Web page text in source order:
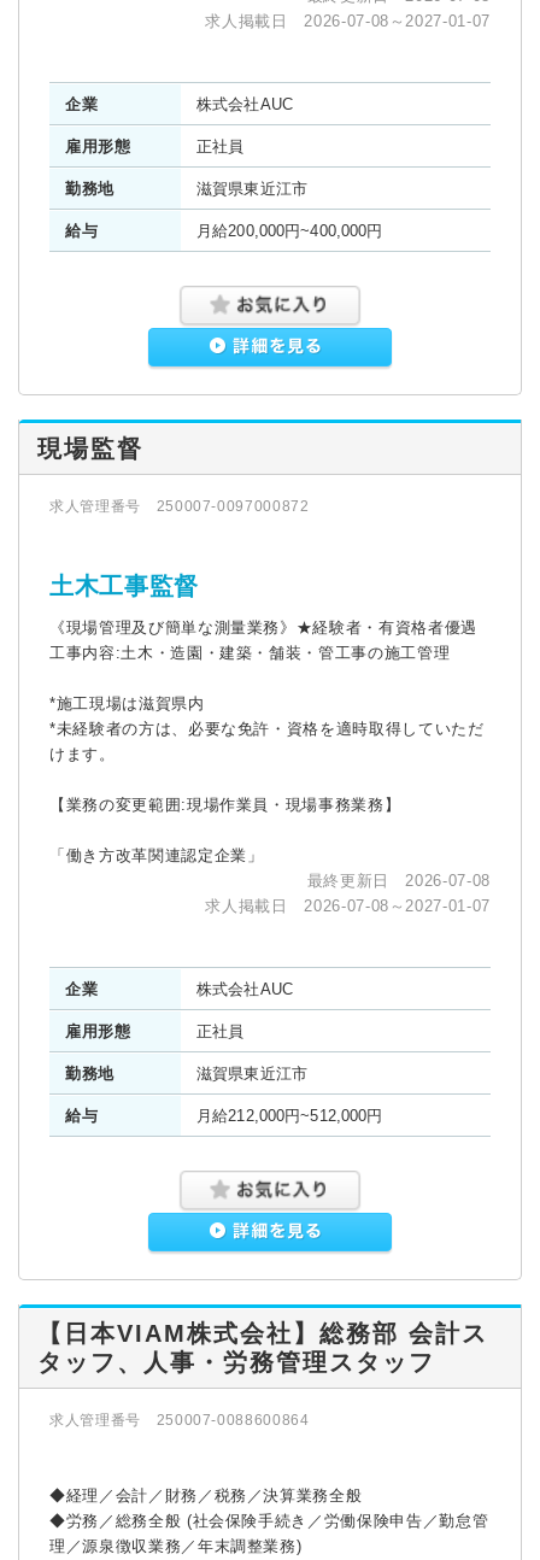
求人掲載日 2026-07-08～2027-01-07
企業 株式会社AUC
雇用形態 正社員
勤務地 滋賀県東近江市
給与 月給200,000円~400,000円
現場監督
求人管理番号 250007-0097000872
土木工事監督
《現場管理及び簡単な測量業務》★経験者・有資格者優遇
工事内容:土木・造園・建築・舗装・管工事の施工管理
*施工現場は滋賀県内
*未経験者の方は、必要な免許・資格を適時取得していただ
けます。
【業務の変更範囲:現場作業員・現場事務業務】
「働き方改革関連認定企業」
最終更新日 2026-07-08
求人掲載日 2026-07-08～2027-01-07
企業 株式会社AUC
雇用形態 正社員
勤務地 滋賀県東近江市
給与 月給212,000円~512,000円
【日本VIAM株式会社】総務部 会計ス
タッフ、人事・労務管理スタッフ
求人管理番号 250007-0088600864
◆経理／会計／財務／税務／決算業務全般
◆労務／総務全般 (社会保険手続き／労働保険申告／勤怠管
理／源泉徴収業務／年末調整業務)